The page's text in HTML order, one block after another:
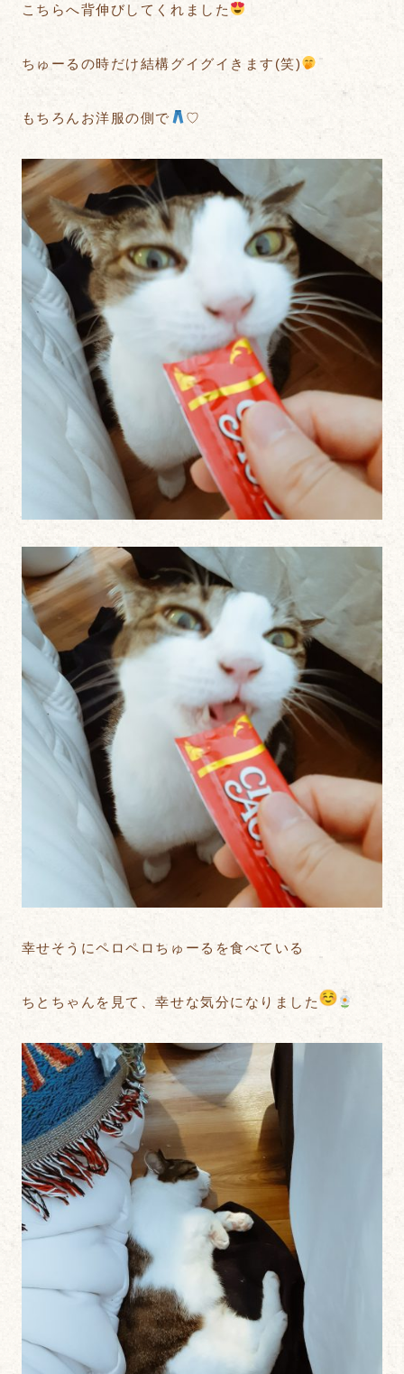
こちらへ背伸びしてくれました
ちゅーるの時だけ結構グイグイきます(笑)
もちろんお洋服の側で ♡
幸せそうにペロペロちゅーるを食べている
ちとちゃんを見て、幸せな気分になりました